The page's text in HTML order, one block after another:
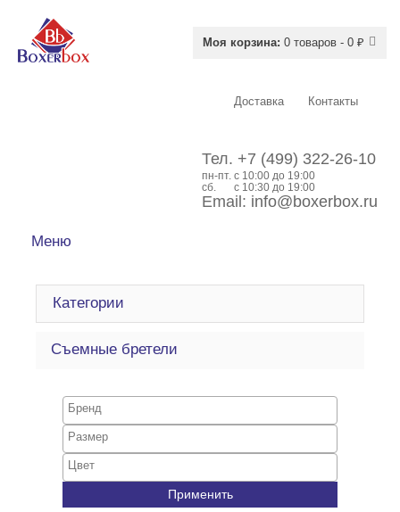
Моя корзина: 0 товаров - 0 ₽
Доставка Контакты
Тел. +7 (499) 322-26-10
пн-пт. c 10:00 до 19:00
сб.
с 10:30 до 19:00
Email: info@boxerbox.ru
Меню
Категории
Съемные бретели
Применить